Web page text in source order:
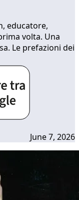
educatore,
volta. Una
Le prefazioni dei
June 7, 2026